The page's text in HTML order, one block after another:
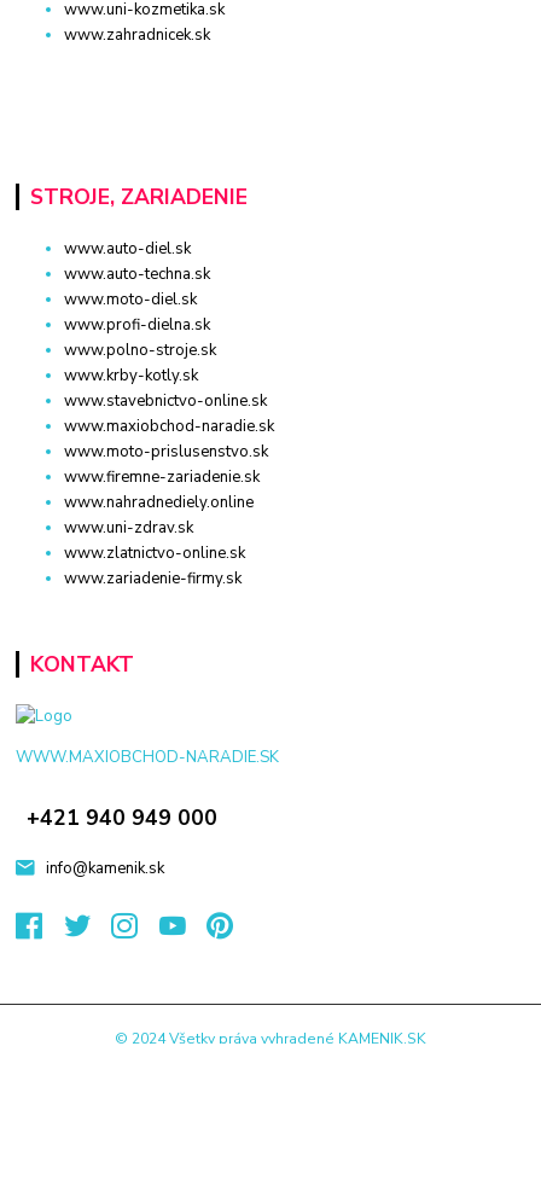
www.uni-kozmetika.sk
www.zahradnicek.sk
STROJE, ZARIADENIE
www.auto-diel.sk
www.auto-techna.sk
www.moto-diel.sk
www.profi-dielna.sk
www.polno-stroje.sk
www.krby-kotly.sk
www.stavebnictvo-online.sk
www.maxiobchod-naradie.sk
www.moto-prislusenstvo.sk
www.firemne-zariadenie.sk
www.nahradnediely.online
www.uni-zdrav.sk
www.zlatnictvo-online.sk
www.zariadenie-firmy.sk
KONTAKT
WWW.MAXIOBCHOD-NARADIE.SK
+421 940 949 000
info@kamenik.sk
© 2024 Všetky práva vyhradené KAMENIK.SK